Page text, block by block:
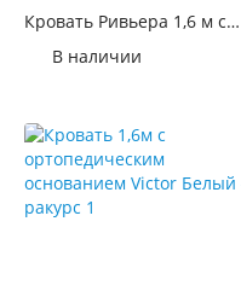
Кровать Ривьера 1,6 м с
В наличии